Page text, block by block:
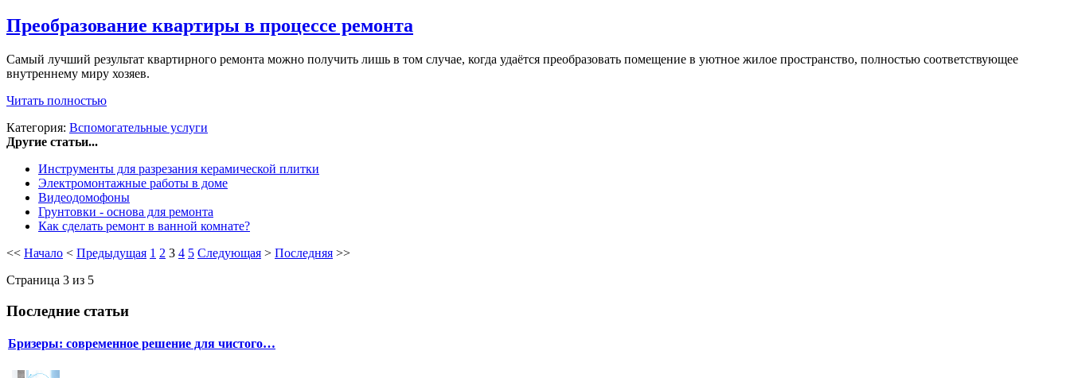
Преобразование квартиры в процессе ремонта
Самый лучший результат квартирного ремонта можно получить лишь в том случае, когда удаётся преобразовать помещение в уютное жилое пространство, полностью соответствующее
внутреннему миру хозяев.
Читать полностью
Категория: Вспомогательные услуги
Другие статьи...
Инструменты для разрезания керамической плитки
Электромонтажные работы в доме
Видеодомофоны
Грунтовки - основа для ремонта
Как сделать ремонт в ванной комнате?
<< Начало < Предыдущая 1 2 3 4 5 Следующая > Последняя >>
Страница 3 из 5
Последние статьи
Бризеры: современное решение для чистого…